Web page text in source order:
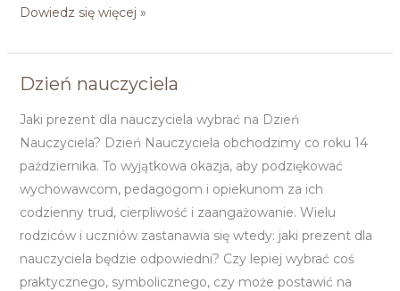
Dowiedz się więcej »
Dzień nauczyciela
Jaki prezent dla nauczyciela wybrać na Dzień
Nauczyciela? Dzień Nauczyciela obchodzimy co roku 14
października. To wyjątkowa okazja, aby podziękować
wychowawcom, pedagogom i opiekunom za ich
codzienny trud, cierpliwość i zaangażowanie. Wielu
rodziców i uczniów zastanawia się wtedy: jaki prezent dla
nauczyciela będzie odpowiedni? Czy lepiej wybrać coś
praktycznego, symbolicznego, czy może postawić na
Dzień